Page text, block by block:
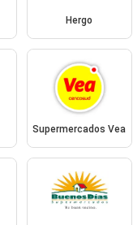
Hergo
Supermercados Vea